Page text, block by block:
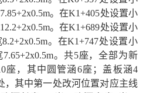
。在K1+405处设置小
。在K1+689处设置小
。在K1+747处设置小
。共5座，全部为新
座，其中圆管涵6座；盖板涵4
，其中第一处改河位置对应主线